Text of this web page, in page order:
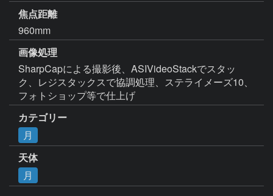
焦点距離
960mm
画像処理
SharpCapによる撮影後、ASIVideoStackでスタッ
ク、レジスタックスで協調処理、ステライメーズ10、
フォトショップ等で仕上げ
カテゴリー
月
天体
月